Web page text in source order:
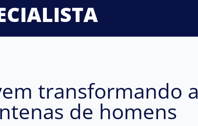
transformando a
de homens